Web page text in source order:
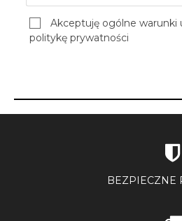
Akceptuję ogólne warunki
politykę prywatności
BEZPIECZNE